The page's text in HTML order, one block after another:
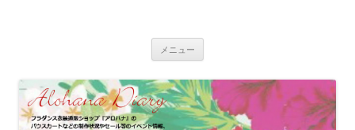
キ
ッ
プ
ラドレスの着用写真などをご紹介
メニュー